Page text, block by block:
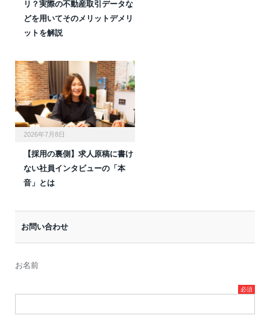
リ？実際の不動産取引データな
どを用いてそのメリットデメリ
ットを解説
2026年7月8日
【採用の裏側】求人原稿に書け
ない社員インタビューの「本
音」とは
お問い合わせ
お名前